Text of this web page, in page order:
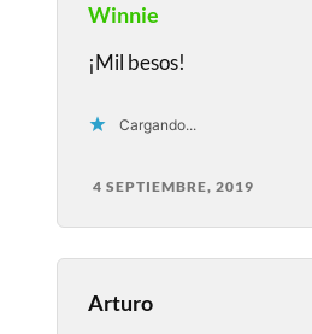
Winnie
¡Mil besos!
Cargando...
4 SEPTIEMBRE, 2019
Arturo